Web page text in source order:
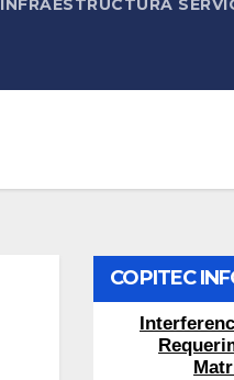
INFRAESTRUCTURA
COPITEC